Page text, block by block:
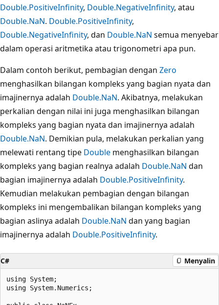
Double.PositiveInfinity, Double.NegativeInfinity, atau
Double.NaN. Double.PositiveInfinity,
Double.NegativeInfinity, dan Double.NaN semua menyebar
dalam operasi aritmetika atau trigonometri apa pun.
Dalam contoh berikut, pembagian dengan Zero
menghasilkan bilangan kompleks yang bagian nyata dan
imajinernya adalah Double.NaN. Akibatnya, melakukan
perkalian dengan nilai ini juga menghasilkan bilangan
kompleks yang bagian nyata dan imajinernya adalah
Double.NaN. Demikian pula, melakukan perkalian yang
melewati rentang tipe Double menghasilkan bilangan
kompleks yang bagian realnya adalah Double.NaN dan
bagian imajinernya adalah Double.PositiveInfinity.
Kemudian melakukan pembagian dengan bilangan
kompleks ini mengembalikan bilangan kompleks yang
bagian aslinya adalah Double.NaN dan yang bagian
imajinernya adalah Double.PositiveInfinity.
C# Menyalin
using System;
using System.Numerics;